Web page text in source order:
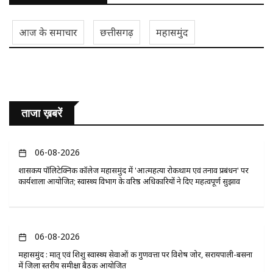
आज के समाचार छत्तीसगढ़ महासमुंद
ताजा ख़बरें
06-08-2026
​शासकीय पॉलिटेक्निक कॉलेज महासमुंद में 'आत्महत्या रोकथाम एवं तनाव प्रबंधन' पर
कार्यशाला आयोजित; स्वास्थ्य विभाग के वरिष्ठ अधिकारियों ने दिए महत्वपूर्ण सुझाव
06-08-2026
महासमुंद : मातृ एवं शिशु स्वास्थ्य सेवाओं की गुणवत्ता पर विशेष जोर, सरायपाली-बसना
में जिला स्तरीय समीक्षा बैठक आयोजित